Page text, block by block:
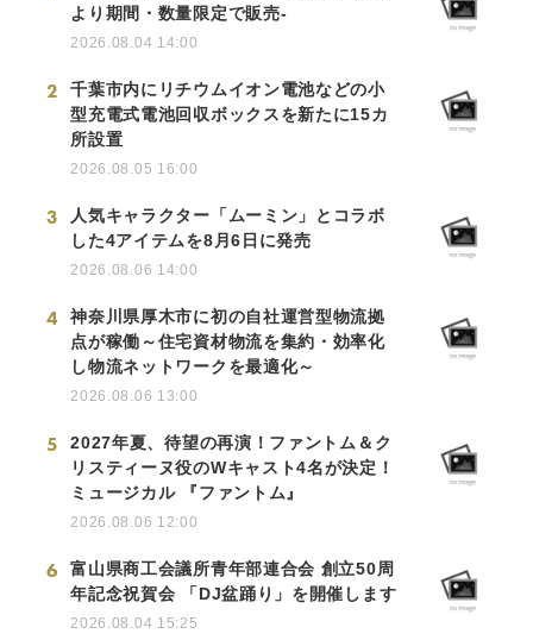
より期間・数量限定で販売-
2026.08.04 14:00
2
千葉市内にリチウムイオン電池などの小
型充電式電池回収ボックスを新たに15カ
所設置
2026.08.05 16:00
3
人気キャラクター「ムーミン」とコラボ
した4アイテムを8月6日に発売
2026.08.06 14:00
4
神奈川県厚木市に初の自社運営型物流拠
点が稼働～住宅資材物流を集約・効率化
し物流ネットワークを最適化～
2026.08.06 13:00
5
2027年夏、待望の再演！ファントム＆ク
リスティーヌ役のWキャスト4名が決定！
ミュージカル 『ファントム』
2026.08.06 12:00
6
富山県商工会議所青年部連合会 創立50周
年記念祝賀会 「DJ盆踊り」を開催します
2026.08.04 15:25